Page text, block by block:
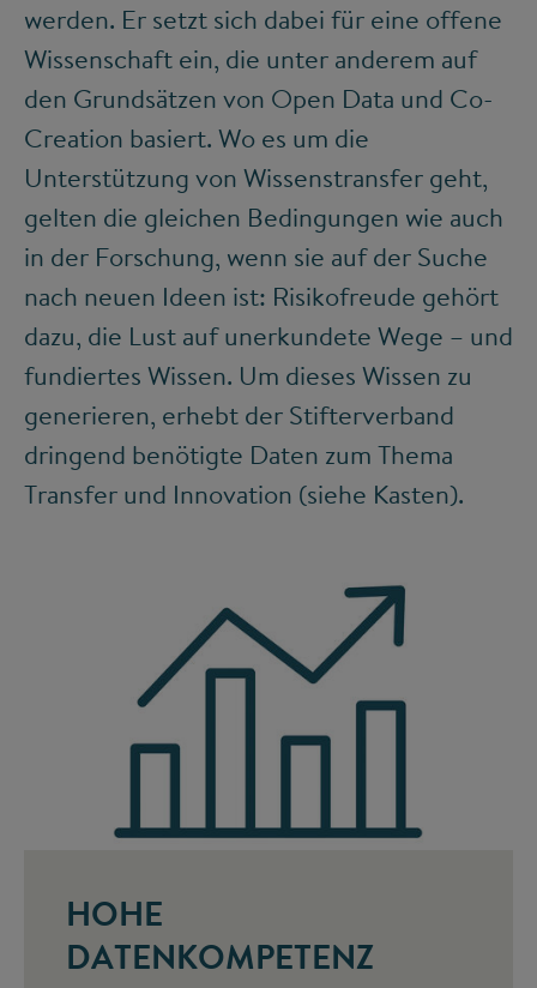
werden. Er setzt sich dabei für eine offene
Wissenschaft ein, die unter anderem auf
den Grundsätzen von Open Data und Co-
Creation basiert. Wo es um die
Unterstützung von Wissenstransfer geht,
gelten die gleichen Bedingungen wie auch
in der Forschung, wenn sie auf der Suche
nach neuen Ideen ist: Risikofreude gehört
dazu, die Lust auf unerkundete Wege – und
fundiertes Wissen. Um dieses Wissen zu
generieren, erhebt der Stifterverband
dringend benötigte Daten zum Thema
Transfer und Innovation (siehe Kasten).
HOHE
DATENKOMPETENZ